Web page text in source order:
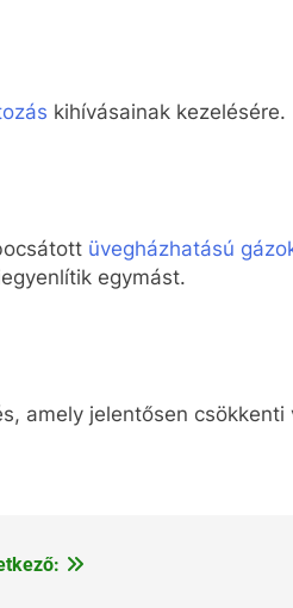
kihívásainak kezelésére.
üvegházhatású
egymást.
amely jelentősen csökkenti